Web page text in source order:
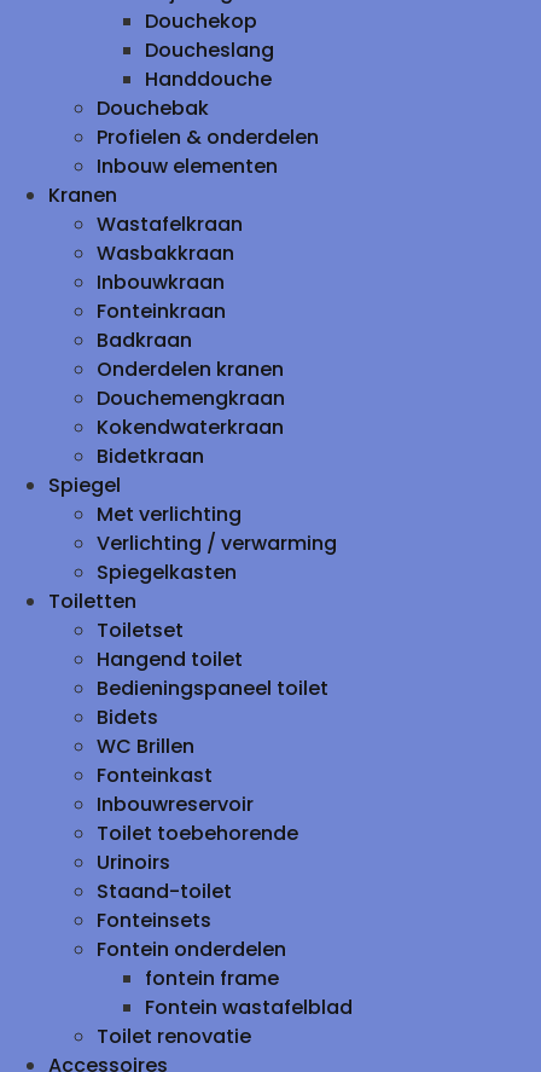
Douchekop
Doucheslang
Handdouche
Douchebak
Profielen & onderdelen
Inbouw elementen
Kranen
Wastafelkraan
Wasbakkraan
Inbouwkraan
Fonteinkraan
Badkraan
Onderdelen kranen
Douchemengkraan
Kokendwaterkraan
Bidetkraan
Spiegel
Met verlichting
Verlichting / verwarming
Spiegelkasten
Toiletten
Toiletset
Hangend toilet
Bedieningspaneel toilet
Bidets
WC Brillen
Fonteinkast
Inbouwreservoir
Toilet toebehorende
Urinoirs
Staand-toilet
Fonteinsets
Fontein onderdelen
fontein frame
Fontein wastafelblad
Toilet renovatie
Accessoires